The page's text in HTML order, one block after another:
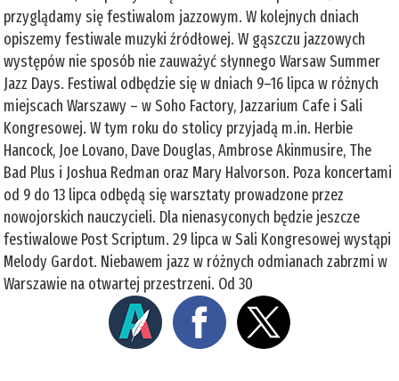
przyglądamy się festiwalom jazzowym. W kolejnych dniach
opiszemy festiwale muzyki źródłowej. W gąszczu jazzowych
występów nie sposób nie zauważyć słynnego Warsaw Summer
Jazz Days. Festiwal odbędzie się w dniach 9–16 lipca w różnych
miejscach Warszawy – w Soho Factory, Jazzarium Cafe i Sali
Kongresowej. W tym roku do stolicy przyjadą m.in. Herbie
Hancock, Joe Lovano, Dave Douglas, Ambrose Akinmusire, The
Bad Plus i Joshua Redman oraz Mary Halvorson. Poza koncertami
od 9 do 13 lipca odbędą się warsztaty prowadzone przez
nowojorskich nauczycieli. Dla nienasyconych będzie jeszcze
festiwalowe Post Scriptum. 29 lipca w Sali Kongresowej wystąpi
Melody Gardot. Niebawem jazz w różnych odmianach zabrzmi w
Warszawie na otwartej przestrzeni. Od 30